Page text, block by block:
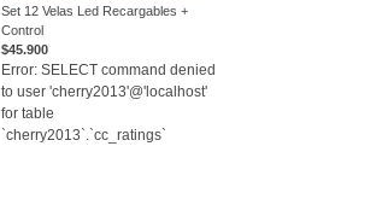
Set 12 Velas Led Recargables +
Control
$45.900
Error: SELECT command denied
to user 'cherry2013'@'localhost'
for table
`cherry2013`.`cc_ratings`